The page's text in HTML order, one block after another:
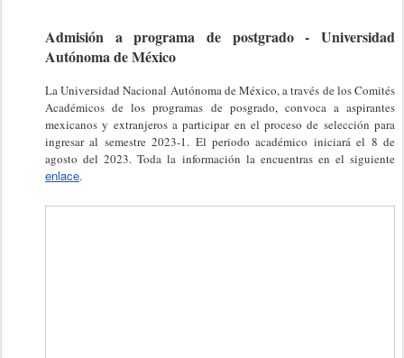
Admisión a programa de postgrado - Universidad
Autónoma de México
La Universidad Nacional Autónoma de México, a través de los Comités
Académicos de los programas de posgrado, convoca a aspirantes
mexicanos y extranjeros a participar en el proceso de selección para
ingresar al semestre 2023-1. El periodo académico iniciará el 8 de
agosto del 2023. Toda la información la encuentras en el siguiente
enlace.